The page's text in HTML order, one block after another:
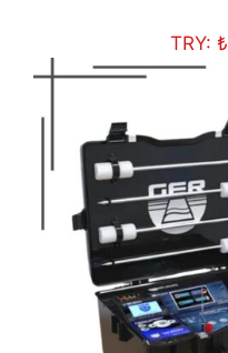
TRY: ₺